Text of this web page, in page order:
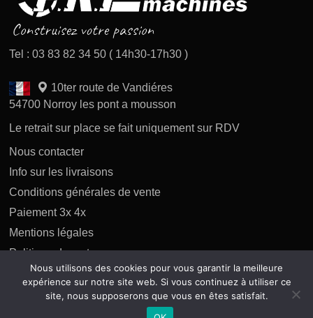
Tel : 03 83 82 34 50 ( 14h30-17h30 )
10ter route de Vandiéres
54700 Norroy les pont a mousson
Le retrait sur place se fait uniquement sur RDV
Nous contacter
Info sur les livraisons
Conditions générales de vente
Paiement 3x 4x
Mentions légales
Politique des retours
Politique de confidentialité
Nous utilisons des cookies pour vous garantir la meilleure
expérience sur notre site web. Si vous continuez à utiliser ce
site, nous supposerons que vous en êtes satisfait.